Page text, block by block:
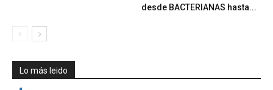
desde BACTERIANAS hasta...
Lo más leido